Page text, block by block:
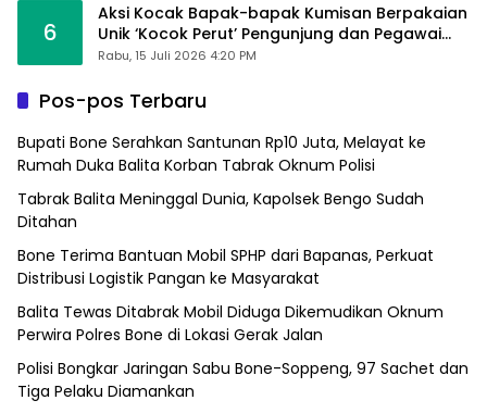
6
Aksi Kocak Bapak-bapak Kumisan Berpakaian
Unik ‘Kocok Perut’ Pengunjung dan Pegawai
Alfamart, Ngaku Aktifkan Layar Sentuh Atm
Rabu, 15 Juli 2026 4:20 PM
Pos-pos Terbaru
Bupati Bone Serahkan Santunan Rp10 Juta, Melayat ke
Rumah Duka Balita Korban Tabrak Oknum Polisi
Tabrak Balita Meninggal Dunia, Kapolsek Bengo Sudah
Ditahan
Bone Terima Bantuan Mobil SPHP dari Bapanas, Perkuat
Distribusi Logistik Pangan ke Masyarakat
Balita Tewas Ditabrak Mobil Diduga Dikemudikan Oknum
Perwira Polres Bone di Lokasi Gerak Jalan
Polisi Bongkar Jaringan Sabu Bone-Soppeng, 97 Sachet dan
Tiga Pelaku Diamankan